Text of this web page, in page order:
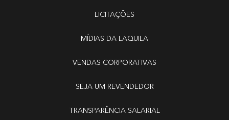
LICITAÇÕES
MÍDIAS DA LAQUILA
VENDAS CORPORATIVAS
SEJA UM REVENDEDOR
TRANSPARÊNCIA SALARIAL